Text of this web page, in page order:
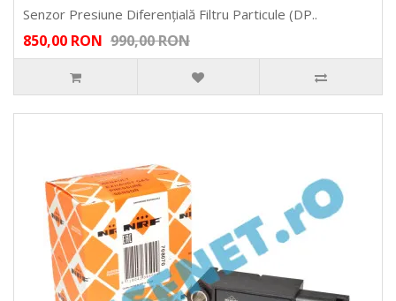
Senzor Presiune Diferențială Filtru Particule (DP..
850,00 RON 990,00 RON